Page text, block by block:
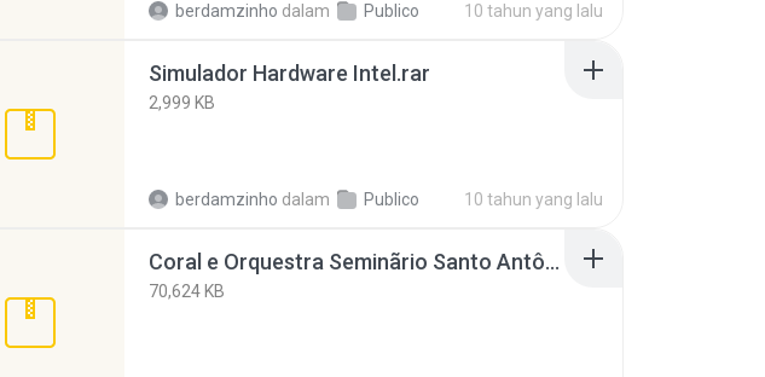
berdamzinho dalam Publico 10 tahun yang lalu
Simulador Hardware Intel.rar
2,999 KB
berdamzinho dalam Publico 10 tahun yang lalu
Coral e Orquestra Seminãrio Santo Antônio.rar
70,624 KB